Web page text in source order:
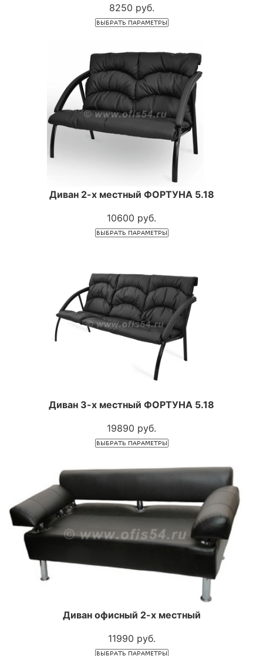
8250 руб.
Диван 2-х местный ФОРТУНА 5.18
10600 руб.
Диван 3-х местный ФОРТУНА 5.18
19890 руб.
Диван офисный 2-х местный
11990 руб.